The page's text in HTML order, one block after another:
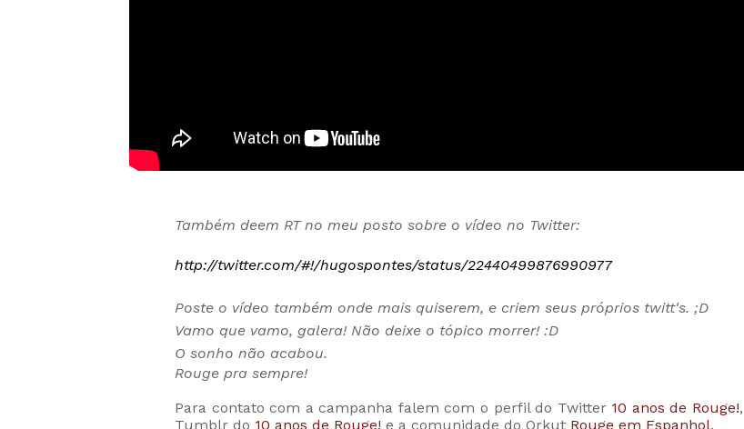
Também deem RT no meu posto sobre o vídeo no Twitter:
http://twitter.com/#!/hugospontes/status/22440499876990977
Poste o vídeo também onde mais quiserem, e criem seus próprios twitt's. ;D
Vamo que vamo, galera! Não deixe o tópico morrer! :D
O sonho não acabou.
Rouge pra sempre!
Para contato com a campanha falem com o perfil do Twitter 10 anos de Rouge!,
Tumblr do 10 anos de Rouge! e a comunidade do Orkut Rouge em Espanhol.